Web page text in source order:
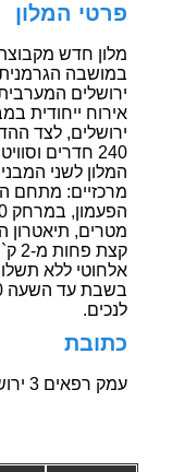
פרטי המלון
מלון חדש
במושבה
ירושלים
אירוח ייחודית
ירושלים, לצד
240 חדרים
המלון לשני
אלחוטי ללא
לנכים.
כתובת
עמק רפאים 3 ירושלים , 9310402